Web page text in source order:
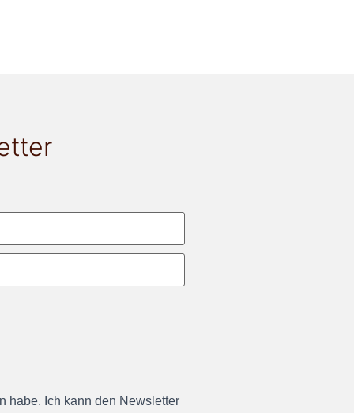
habe. Ich kann den Newsletter